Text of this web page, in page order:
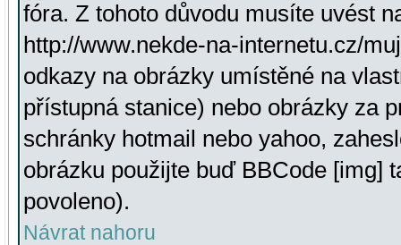
fóra. Z tohoto důvodu musíte uvést
http://www.nekde-na-internetu.cz/
odkazy na obrázky umístěné na
přístupná stanice) nebo obrázky za
schránky hotmail nebo yahoo,
obrázku použijte buď BBCode [img]
povoleno).
Návrat nahoru